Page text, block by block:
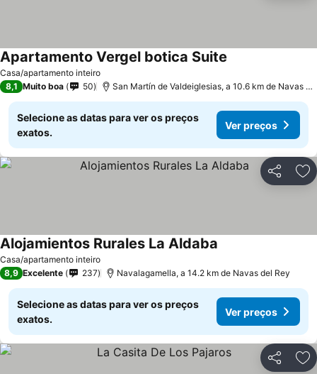
Casa/apartamento inteiro
Apartamento Vergel botica Suite
8,1 Muito boa 50 San Martín de Valdeiglesias, a 10.6 km de Navas del Rey
Selecione as datas para ver os preços
exatos.
Ver preços
Partilhar
Casa/apartamento inteiro
Alojamientos Rurales La Aldaba
8,9 Excelente 237 Navalagamella, a 14.2 km de Navas del Rey
Selecione as datas para ver os preços
exatos.
Ver preços
Partilhar